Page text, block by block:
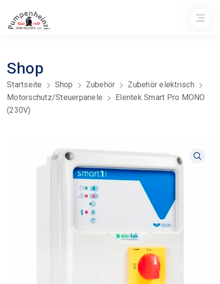
Shop
Startseite Shop Zubehör
Zubehör elektrisch
Motorschutz/Steuerpanele
Elentek Smart Pro MONO
(230V)